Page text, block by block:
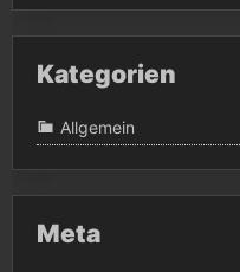
Kategorien
Allgemein
Meta